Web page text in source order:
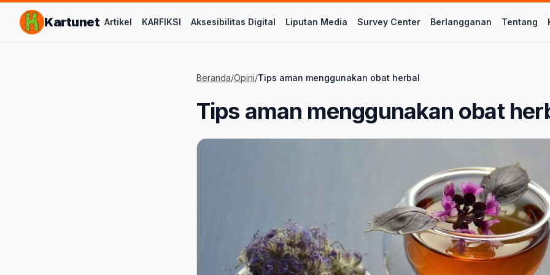
Lompat ke Konten Utama
Kartunet Artikel KARFIKSI Aksesibilitas Digital Liputan Media Survey Center Berlangganan Tentang
Beranda/Opini/Tips aman menggunakan obat herbal
Tips aman menggunakan obat